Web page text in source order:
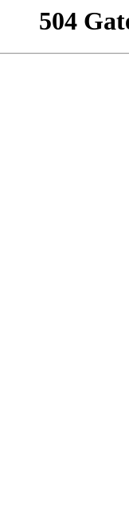
504